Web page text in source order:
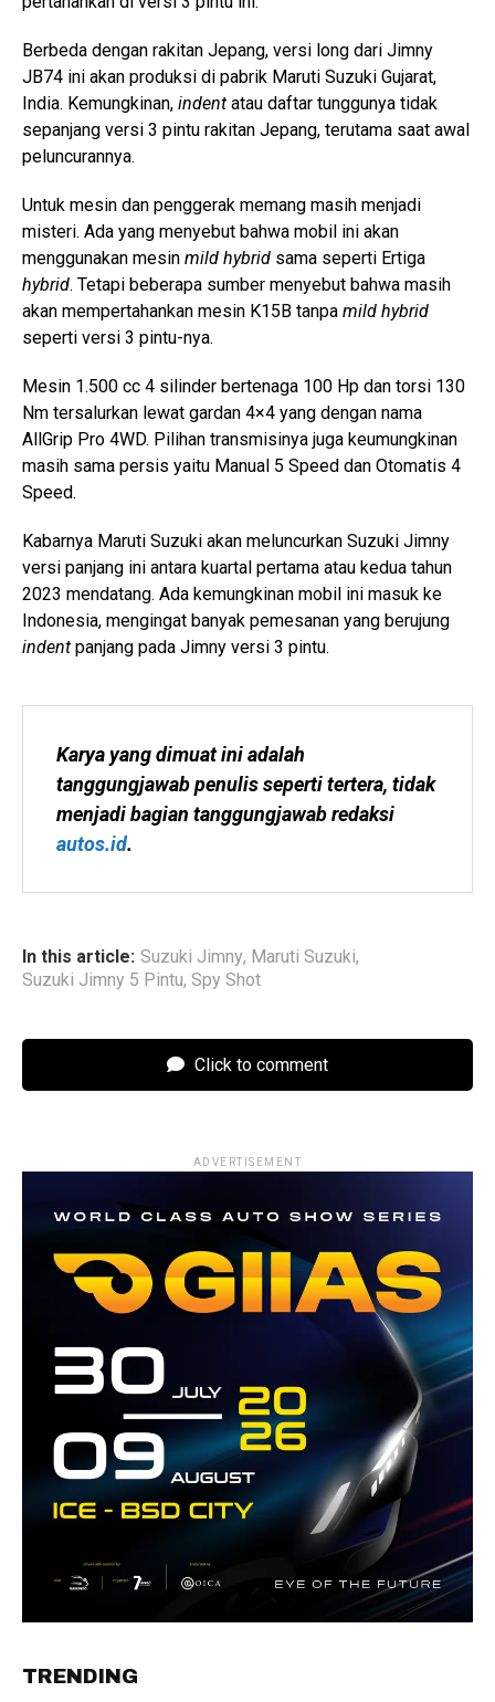
Berbeda dengan rakitan Jepang, versi long dari Jimny
JB74 ini akan produksi di pabrik Maruti Suzuki Gujarat,
India. Kemungkinan, indent atau daftar tunggunya tidak
sepanjang versi 3 pintu rakitan Jepang, terutama saat awal
peluncurannya.
Untuk mesin dan penggerak memang masih menjadi
misteri. Ada yang menyebut bahwa mobil ini akan
menggunakan mesin mild hybrid sama seperti Ertiga
hybrid. Tetapi beberapa sumber menyebut bahwa masih
akan mempertahankan mesin K15B tanpa mild hybrid
seperti versi 3 pintu-nya.
Mesin 1.500 cc 4 silinder bertenaga 100 Hp dan torsi 130
Nm tersalurkan lewat gardan 4×4 yang dengan nama
AllGrip Pro 4WD. Pilihan transmisinya juga keumungkinan
masih sama persis yaitu Manual 5 Speed dan Otomatis 4
Speed.
Kabarnya Maruti Suzuki akan meluncurkan Suzuki Jimny
versi panjang ini antara kuartal pertama atau kedua tahun
2023 mendatang. Ada kemungkinan mobil ini masuk ke
Indonesia, mengingat banyak pemesanan yang berujung
indent panjang pada Jimny versi 3 pintu.
Karya yang dimuat ini adalah
tanggungjawab penulis seperti tertera, tidak
autos.id.
In this article: Suzuki Jimny, Maruti Suzuki,
Suzuki Jimny 5 Pintu, Spy Shot
Click to comment
ADVERTISEMENT
TRENDING